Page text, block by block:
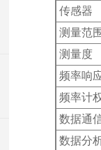
传感器
测量范
测量度
频率响
频率计
数据通
数据分